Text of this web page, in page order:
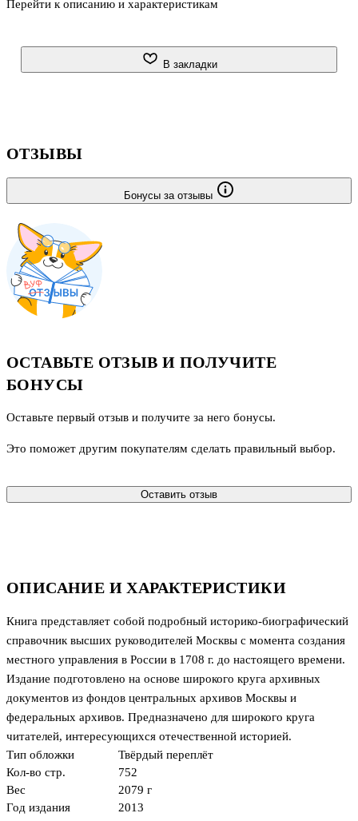
федеральных архивов. Предназначено для широкого круга
Перейти к описанию и характеристикам
В закладки
ОПИСАНИЕ И ХАРАКТЕРИСТИКИ
Книга представляет собой подробный историко-биографический
справочник высших руководителей Москвы с момента создания
местного управления в России в 1708 г. до настоящего времени.
Издание подготовлено на основе широкого круга архивных
документов из фондов центральных архивов Москвы и
федеральных архивов. Предназначено для широкого круга
читателей, интересующихся отечественной историей.
Тип обложки
Твёрдый переплёт
Кол-во стр.
752
Вес
2079 г
Год издания
2013
ОТЗЫВЫ
Бонусы за отзывы
ОСТАВЬТЕ ОТЗЫВ И ПОЛУЧИТЕ
БОНУСЫ
Оставьте первый отзыв и получите за него бонусы.
Это поможет другим покупателям сделать правильный выбор.
Оставить отзыв